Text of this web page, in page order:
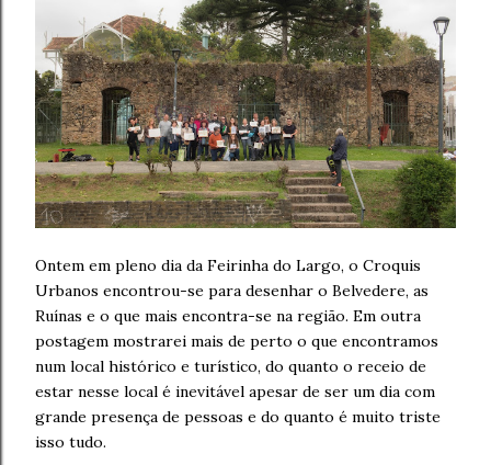
Ontem em pleno dia da Feirinha do Largo, o Croquis
Urbanos encontrou-se para desenhar o Belvedere, as
Ruínas e o que mais encontra-se na região. Em outra
postagem mostrarei mais de perto o que encontramos
num local histórico e turístico, do quanto o receio de
estar nesse local é inevitável apesar de ser um dia com
grande presença de pessoas e do quanto é muito triste
isso tudo.